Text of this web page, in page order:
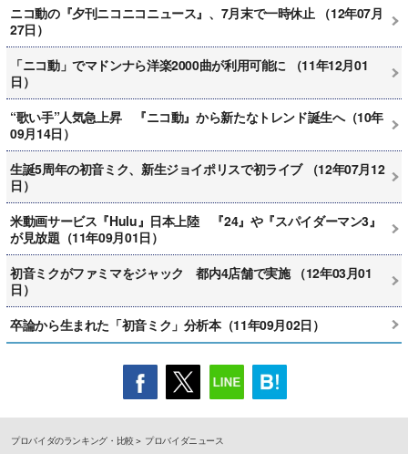
ニコ動の『夕刊ニコニコニュース』、7月末で一時休止 （12年07月
27日）
「ニコ動」でマドンナら洋楽2000曲が利用可能に （11年12月01
日）
“歌い手”人気急上昇 『ニコ動』から新たなトレンド誕生へ（10年
09月14日）
生誕5周年の初音ミク、新生ジョイポリスで初ライブ （12年07月12
日）
米動画サービス『Hulu』日本上陸 『24』や『スパイダーマン3』
が見放題（11年09月01日）
初音ミクがファミマをジャック 都内4店舗で実施 （12年03月01
日）
卒論から生まれた「初音ミク」分析本（11年09月02日）
プロバイダのランキング・比較
プロバイダニュース